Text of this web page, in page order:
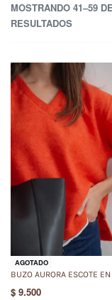
MOSTRANDO 41–59
RESULTADOS
AGOTADO
BUZO AURORA ESCOTE
$ 9.500